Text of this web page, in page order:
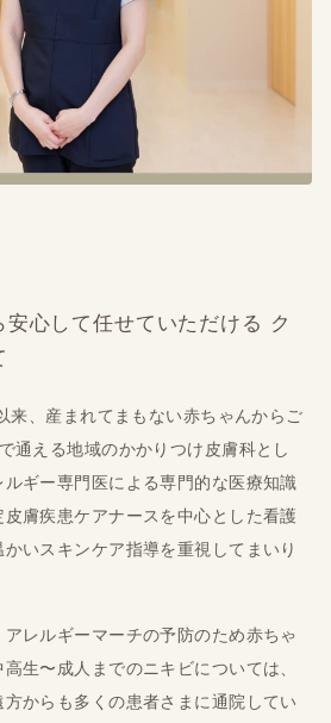
安心して任せていただける ク
来、産まれてまもない赤ちゃんからご
通える地域のかかりつけ皮膚科とし
ギー専門医による専門的な医療知識
膚疾患ケアナースを中心とした看護
いスキンケア指導を重視してまいり
レルギーマーチの予防のため赤ちゃ
生〜成人までのニキビについては、
からも多くの患者さまに通院してい